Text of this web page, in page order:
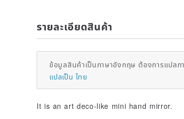
รายละเอียดสินค้า
ข้อมูลสินค้าเป็นภาษาอังกฤษ ต้องการแปลภ
แปลเป็น ไทย
It is an art deco-like mini hand mirror.